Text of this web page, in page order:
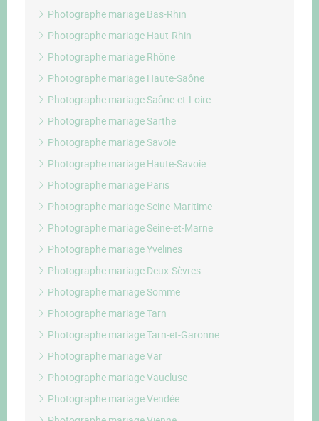
Photographe mariage Bas-Rhin
Photographe mariage Haut-Rhin
Photographe mariage Rhône
Photographe mariage Haute-Saône
Photographe mariage Saône-et-Loire
Photographe mariage Sarthe
Photographe mariage Savoie
Photographe mariage Haute-Savoie
Photographe mariage Paris
Photographe mariage Seine-Maritime
Photographe mariage Seine-et-Marne
Photographe mariage Yvelines
Photographe mariage Deux-Sèvres
Photographe mariage Somme
Photographe mariage Tarn
Photographe mariage Tarn-et-Garonne
Photographe mariage Var
Photographe mariage Vaucluse
Photographe mariage Vendée